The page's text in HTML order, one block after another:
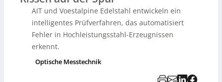
AIT und Voestalpine Edelstahl entwickeln ein
intelligentes Prüfverfahren, das automatisiert
Fehler in Hochleistungsstahl-Erzeugnissen
erkennt.
Optische Messtechnik